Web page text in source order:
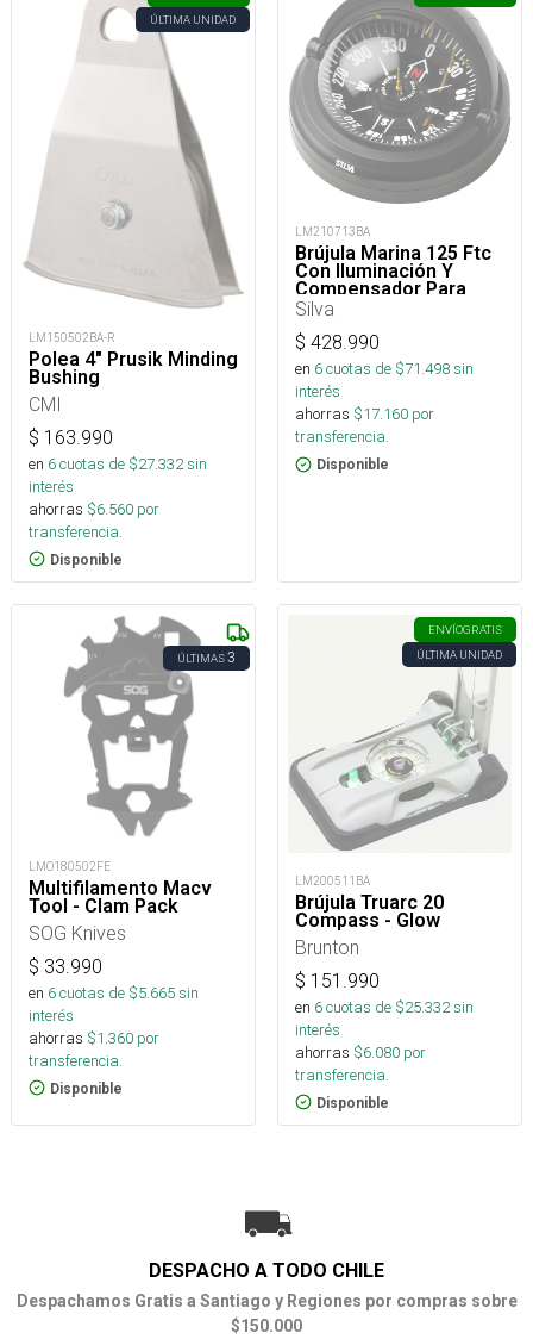
ÚLTIMA UNIDAD
LM150502BA-R
Polea 4" Prusik Minding
Bushing
CMI
$ 163.990
en 6cuotas de $27.332sin
interés
ahorras $6.560 por
transferencia.
Disponible
LM210713BA
Brújula Marina 125 Ftc
Con Iluminación Y
Compensador Para
Embarcaciones
Silva
$ 428.990
en 6cuotas de $71.498sin
interés
ahorras $17.160 por
transferencia.
Disponible
ÚLTIMAS3
LMO180502FE
Multifilamento Macv
Tool - Clam Pack
SOG Knives
$ 33.990
en 6cuotas de $5.665sin
interés
ahorras $1.360 por
transferencia.
Disponible
ENVÍOGRATIS
ÚLTIMA UNIDAD
LM200511BA
Brújula Truarc 20
Compass - Glow
Brunton
$ 151.990
en 6cuotas de $25.332sin
interés
ahorras $6.080 por
transferencia.
Disponible
DESPACHO A TODO CHILE
Despachamos Gratis a Santiago y Regiones por compras sobre
$150.000